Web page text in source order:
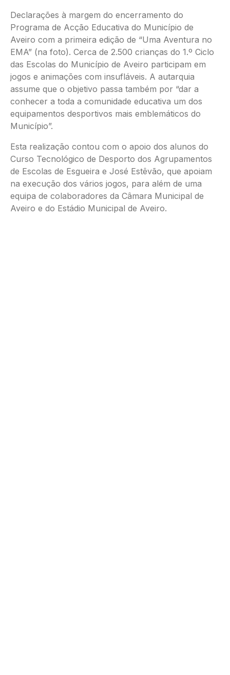
Declarações à margem do encerramento do
Programa de Acção Educativa do Município de
Aveiro com a primeira edição de “Uma Aventura no
EMA” (na foto). Cerca de 2.500 crianças do 1.º Ciclo
das Escolas do Município de Aveiro participam em
jogos e animações com insufláveis. A autarquia
assume que o objetivo passa também por “dar a
conhecer a toda a comunidade educativa um dos
equipamentos desportivos mais emblemáticos do
Município”.
Esta realização contou com o apoio dos alunos do
Curso Tecnológico de Desporto dos Agrupamentos
de Escolas de Esgueira e José Estêvão, que apoiam
na execução dos vários jogos, para além de uma
equipa de colaboradores da Câmara Municipal de
Aveiro e do Estádio Municipal de Aveiro.